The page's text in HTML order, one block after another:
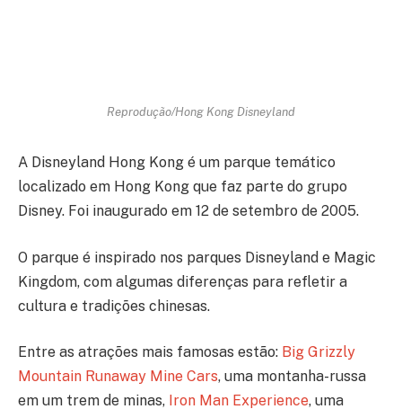
Reprodução/Hong Kong Disneyland
A Disneyland Hong Kong é um parque temático
localizado em Hong Kong que faz parte do grupo
Disney. Foi inaugurado em 12 de setembro de 2005.
O parque é inspirado nos parques Disneyland e Magic
Kingdom, com algumas diferenças para refletir a
cultura e tradições chinesas.
Entre as atrações mais famosas estão: Big Grizzly
Mountain Runaway Mine Cars, uma montanha-russa
em um trem de minas, Iron Man Experience, uma